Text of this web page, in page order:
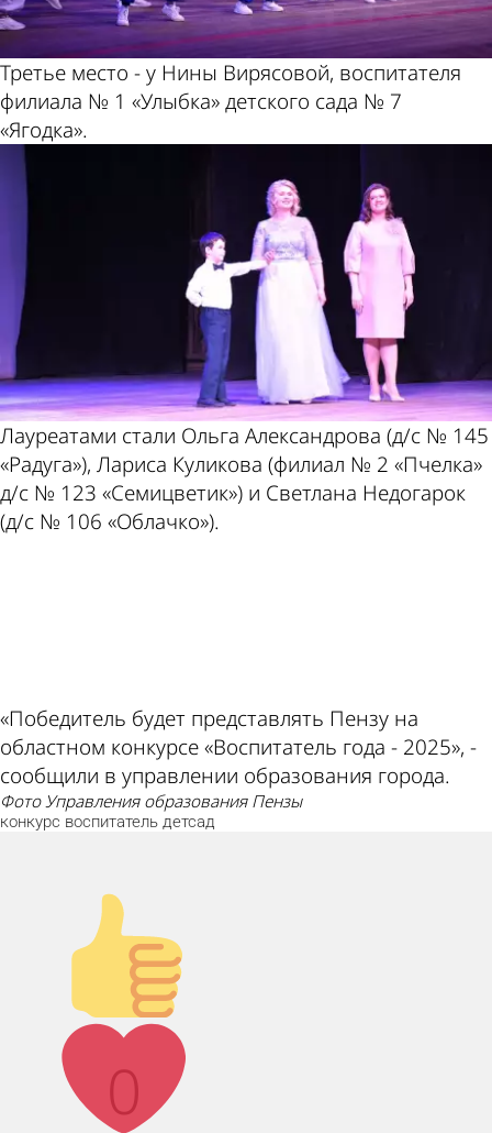
Третье место - у Нины Вирясовой, воспитателя
филиала № 1 «Улыбка» детского сада № 7
«Ягодка».
Лауреатами стали Ольга Александрова (д/с № 145
«Радуга»), Лариса Куликова (филиал № 2 «Пчелка»
д/с № 123 «Семицветик») и Светлана Недогарок
(д/с № 106 «Облачко»).
«Победитель будет представлять Пензу на
областном конкурсе «Воспитатель года - 2025», -
сообщили в управлении образования города.
фото Управления образования Пензы
конкурс воспитатель детсад
Палец
вверх!
0
Лайк!